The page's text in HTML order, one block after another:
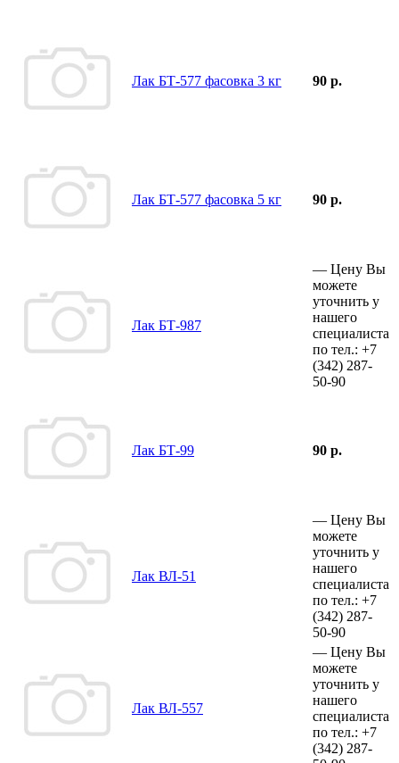
Лак БТ-577 фасовка 3 кг 90 р.
Лак БТ-577 фасовка 5 кг 90 р.
Лак БТ-987
— Цену Вы
можете
уточнить у
нашего
специалиста
по тел.: +7
(342) 287-
50-90
Лак БТ-99 90 р.
Лак ВЛ-51
— Цену Вы
можете
уточнить у
нашего
специалиста
по тел.: +7
(342) 287-
50-90
Лак ВЛ-557
— Цену Вы
можете
уточнить у
нашего
специалиста
по тел.: +7
(342) 287-